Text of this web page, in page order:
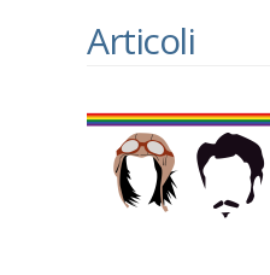
Articoli